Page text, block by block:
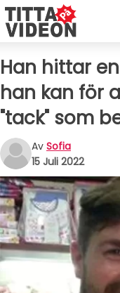
Han hittar
han kan för
"tack" som
Av Sofia
15 Juli 2022